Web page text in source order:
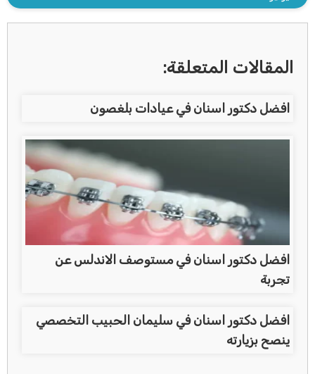
المقالات المتعلقة:
افضل دكتور اسنان في عيادات بلغصون
افضل دكتور اسنان في مستوصف الاندلس عن
تجربة
افضل دكتور اسنان في سليمان الحبيب التخصصي
ينصح بزيارته